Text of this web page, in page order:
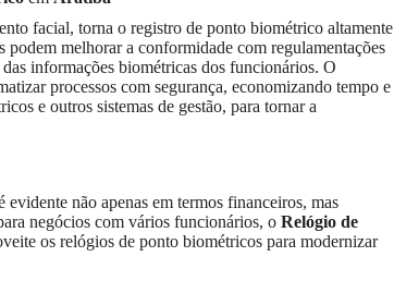
facial, torna o registro de ponto biométrico altamente
podem melhorar a conformidade com regulamentações
informações biométricas dos funcionários. O
processos com segurança, economizando tempo e
e outros sistemas de gestão, para tornar a
não apenas em termos financeiros, mas
negócios com vários funcionários, o Relógio de
os relógios de ponto biométricos para modernizar